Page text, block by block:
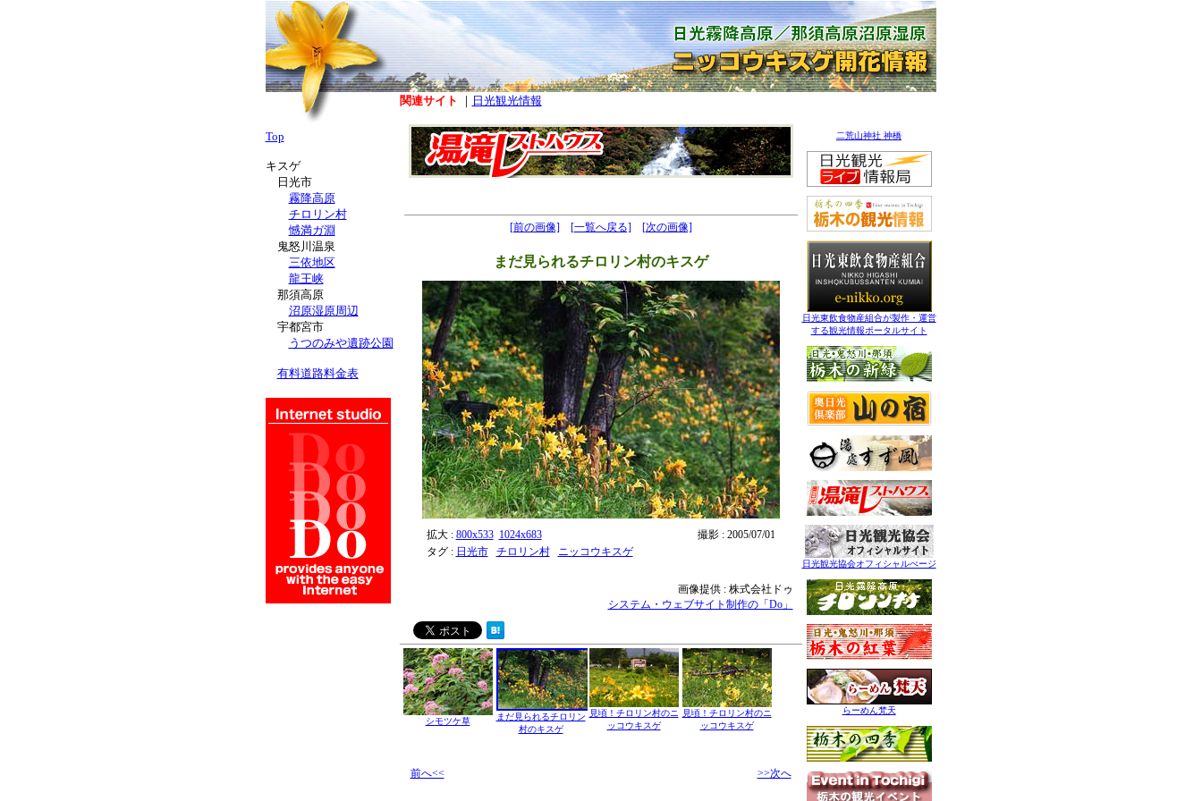
関連サイト ｜ 日光観光情報
[前の画像] [一覧へ戻る] [次の画像]
まだ見られるチロリン村のキスゲ
拡大 : 800x533 1024x683
撮影 : 2005/07/01
タグ : 日光市 チロリン村 ニッコウキスゲ
画像提供 : 株式会社ドゥ
システム・ウェブサイト制作の「Do」
シモツケ草
まだ見られるチロリン
村のキスゲ
見頃！チロリン村のニ
ッコウキスゲ
見頃！チロリン村のニ
ッコウキスゲ
前へ<< >>次へ
二荒山神社 神橋
日光東飲食物産組合が製作・運営
する観光情報ポータルサイト
日光観光協会オフィシャルぺージ
らーめん梵天
Top
キスゲ
日光市
霧降高原
チロリン村
憾満ガ淵
鬼怒川温泉
三依地区
龍王峡
那須高原
沼原湿原周辺
宇都宮市
うつのみや遺跡公園
有料道路料金表